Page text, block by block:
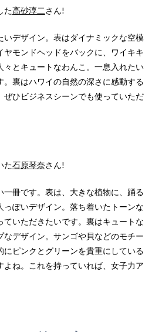
た高砂淳二さん!
いデザイン。表はダイナミックな空模
モンドヘッドをバックに、ワイキキ
とキュートなわんこ。一息入れたい
裏はハワイの自然の深さに感動する
ひビジネスシーンでも使っていただ
た石原琴奈さん!
一冊です。表は、大きな植物に、踊る
ぽいデザイン。落ち着いたトーンな
いただきたいです。裏はキュートな
なデザイン。サンゴや貝などのモチー
にピンクとグリーンを貴重にしている
よね。これを持っていれば、女子力ア